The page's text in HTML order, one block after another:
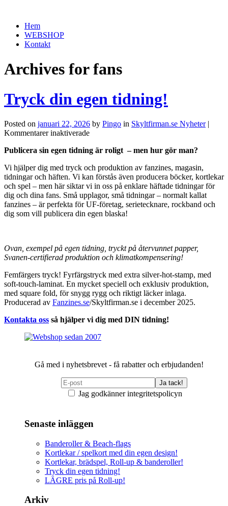
Hem
WEBSHOP
Kontakt
Archives for fans
Tryck din egen tidning!
Posted on januari 22, 2026 by Pingo in Skyltfirman.se Nyheter|
Kommentarer inaktiveradeför
din
tidning!
Publicera sin egen tidning är roligt – men hur gör man?
Vi hjälper dig med tryck och produktion av fanzines, magasin,
tidningar och häften. Vi kan förstås även producera böcker, kortlekar
och spel – men här siktar vi in oss på enklare häftade tidningar för
dig och dina fans. Små upplagor, små tidningar – normalt kallat
fanzines – är perfekta för UF-företag, serietecknare, rockband och
dig som vill publicera din egen blaska!
Ovan, exempel på egen tidning, tryckt på återvunnet papper,
Svanen-certifierad produktion och klimatkompensering!
Femfärgers tryck! Fyrfärgstryck med extra silver-hot-stamp, med
soft-touch-laminat. En mycket speciell och exklusiv produktion,
med square fold, för snygg rygg och riktigt läcker inlaga.
Producerad av Fanzines.se/Skyltfirman.se i december 2025.
Kontakta oss så hjälper vi dig med DIN tidning!
Gå med i nyhetsbrevet - få rabatter och erbjudanden!
Jag godkänner integritetspolicyn
Senaste inläggen
Banderoller & Beach-flags
Kortlekar / spelkort med din egen design!
Kortlekar, brädspel, Roll-up & banderoller!
Tryck din egen tidning!
LÄGRE pris på Roll-up!
Arkiv